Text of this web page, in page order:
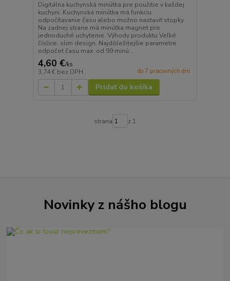
Digitálna kuchynská minútka pre použitie v každej
kuchyni. Kuchynská minútka má funkciu
odpočítavanie času alebo možno nastaviť stopky.
Na zadnej strane má minútka magnet pre
jednoduché uchytenie. Výhody produktu Veľké
číslice, slim design. Najdôležitejšie parametre
odpočet času max. od 99 minú...
4,60 €/ks
3,74 € bez DPH do 7 pracovných dní
Pridať do košíka
strana z 1
Novinky z nášho blogu